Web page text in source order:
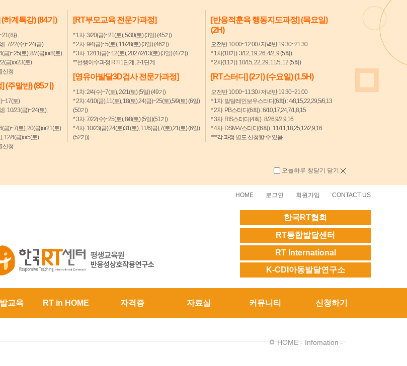
하계특강) (84기)
화)
: 7/22(수)~24(금)
금)~25(토), 8/7(금)or8(토)
금)or23(토)
신청
(주말반) (85기)
토)
: 10/23(금)~24(토),
금)~7(토), 20(금)or21(토)
12/4(금)or5(토)
신청
[RT부모교육 전문가과정]
* 1차: 3/20(금)~21(토), 5/30(토) (3일) (45기)
* 2차: 9/4(금)~5(토), 11/28(토) (3일) (46기)
* 3차: 12/11(금)~12(토), 2027/2/13(토) (3일) (47기)
**선행이수과정 RTI 1단계, 2-1단계
[영유아발달3D검사 전문가과정]
* 1차: 2/4(수)~7(토), 2/21(토) (5일) (49기)
* 2차: 4/10(금),11(토), 18(토),24(금)~25(토),5/9(토) (6일)
(50기)
* 3차: 7/22(수)~25(토), 8/8(토) (5일)(51기)
* 4차: 10/23(금),24(토)31(토), 11/6(금),7(토),21(토) (6일)
(52기))
[반응적훈육 행동지도과정] (목요일)
(2H)
오전반 10:00~12:00 / 저녁반 19:30~21:30
* 1차(10기): 3/12, 19, 26, 4/2, 9 (5회)
* 2차(11기): 10/15, 22, 29, 11/5, 12 (5회)
[RT스터디] (2기) (수요일) (1.5H)
오전반 10:00~11:30 / 저녁반 19:30~21:00
* 1차: 발달레인보우스터디(6회) : 4/8,15,22,29,5/6,13
* 2차: PB스터디(6회) : 6/10,17,24,7/1,8,15
* 3차: RIS스터디(4회) : 8/26,9/2,9,16
* 4차: DSM-V스터디(6회) : 11/11,18,25,12/2,9,16
***각 과정 별도 신청할 수 있음
오늘하루 창닫기 닫기
HOME 로그인 회원가입 CONTACT US
한국RT협회
RT통합발달센터
RT International
K-CDI아동발달연구소
교육 RT in HOME 자격증 자료실 커뮤니티 신청하기
HOME - Infomation -